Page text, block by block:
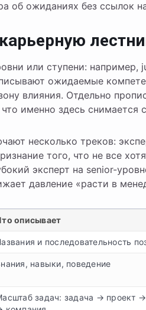
об ожиданиях без ссылок
или ступени:
ожидаемые
влияния. Отдельно
именно здесь снимается
несколько треков:
того, что не все
эксперт на senior-
давление «расти в
описывает
и последовательность
навыки, поведение
задач: задача → проект